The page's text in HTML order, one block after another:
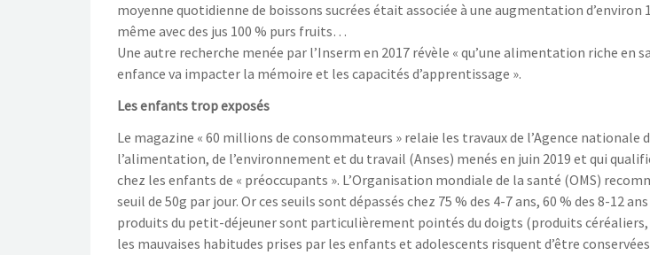
moyenne quotidienne de boissons sucrées était associée à une augmentation d’environ
même avec des jus 100 % purs fruits…
Une autre recherche menée par l’Inserm en 2017 révèle « qu’une alimentation riche en
enfance va impacter la mémoire et les capacités d’apprentissage ».
Les enfants trop exposés
Le magazine « 60 millions de consommateurs » relaie les travaux de l’Agence nationale
l’alimentation, de l’environnement et du travail (Anses) menés en juin 2019 et qui
chez les enfants de « préoccupants ». L’Organisation mondiale de la santé (OMS)
seuil de 50g par jour. Or ces seuils sont dépassés chez 75 % des 4-7 ans, 60 % des 8-12
produits du petit-déjeuner sont particulièrement pointés du doigts (produits céréaliers,
les mauvaises habitudes prises par les enfants et adolescents risquent d’être conservées